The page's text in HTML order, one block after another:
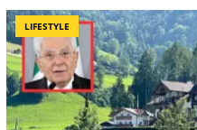
LIFESTYLE